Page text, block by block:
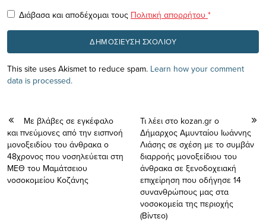
Διάβασα και αποδέχομαι τους Πολιτική απορρήτου *
This site uses Akismet to reduce spam. Learn how your comment
data is processed.
Με βλάβες σε εγκέφαλο
και πνεύμονες από την εισπνοή
μονοξειδίου του άνθρακα ο
48χρονος που νοσηλεύεται στη
ΜΕΘ του Μαμάτσειου
νοσοκομείου Κοζάνης
Τι λέει στο kozan.gr ο
Δήμαρχος Αμυνταίου Ιωάννης
Λιάσης σε σχέση με το συμβάν
διαρροής μονοξείδιου του
άνθρακα σε ξενοδοχειακή
επιχείρηση που οδήγησε 14
συνανθρώπους μας στα
νοσοκομεία της περιοχής
(Βίντεο)